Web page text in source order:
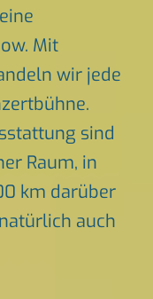
Mit
wir jede
sind
Raum, in
km darüber
auch